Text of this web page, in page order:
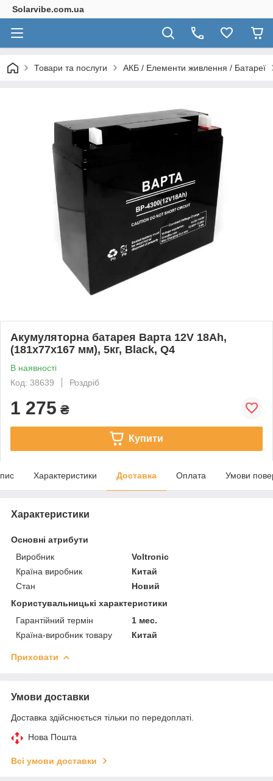
Solarvibe.com.ua
Товари та послуги АКБ / Елементи живлення / Батареї
Акумуляторна батарея Варта 12V 18Ah,
(181х77х167 мм), 5кг, Black, Q4
В наявності
Код: 38639
Роздріб
1 275 ₴
Купити
Характеристики Доставка Оплата Умови
Характеристики
Основні атрибути
Виробник
Voltronic
Країна виробник
Китай
Стан
Новий
Користувальницькі характеристики
Гарантійний термін
1 мес.
Країна-виробник товару
Китай
Приховати
Умови доставки
Доставка здійснюється тільки по передоплаті.
Нова Пошта
Всі умови доставки